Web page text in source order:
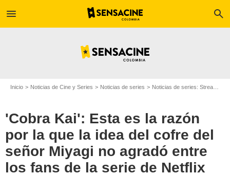
menu search
Inicio Noticias de Cine y Series Noticias de series Noticias de series: Streaming
'Cobra Kai': Esta es la razón
por la que la idea del cofre del
señor Miyagi no agradó entre
los fans de la serie de Netflix